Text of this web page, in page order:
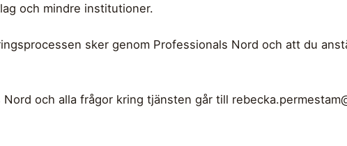
och mindre institutioner.
sker genom Professionals Nord och att du
och alla frågor kring tjänsten går till